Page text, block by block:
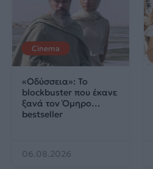
Cinema
«Οδύσσεια»: Το
blockbuster που έκανε
ξανά τον Όμηρο…
bestseller
06.08.2026